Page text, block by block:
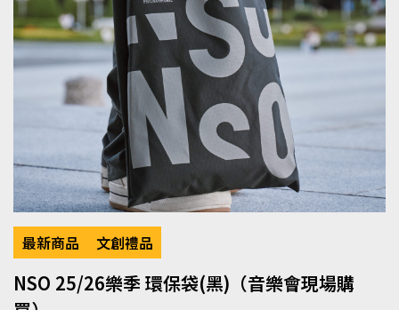
最新商品 文創禮品
NSO 25/26樂季 環保袋(黑)（音樂會現場購